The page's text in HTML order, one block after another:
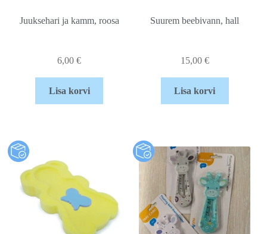
Juuksehari ja kamm, roosa
6,00€
Lisa korvi
Suurem beebivann, hall
15,00 €
Lisa korvi